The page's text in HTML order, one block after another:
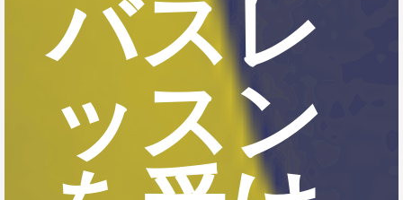
バスレ
ッスン